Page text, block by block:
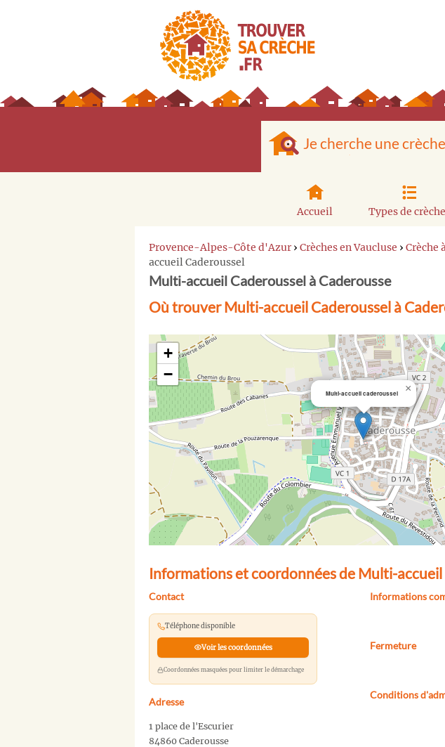
Je cherche une
Accueil Types de
Provence-Alpes-Côte d'Azur › Crèches en Vaucluse › Crèche
accueil Caderoussel
Multi-accueil Caderoussel à Caderousse
Où trouver Multi-accueil Caderoussel à
Multi-accueil caderoussel ×
+
−
Informations et coordonnées de Multi-accueil
Contact
Téléphone disponible
Voir les coordonnées
Coordonnées masquées pour limiter le démarchage
Adresse
1 place de l'Escurier
84860 Caderousse
Informations
Fermeture
Conditions